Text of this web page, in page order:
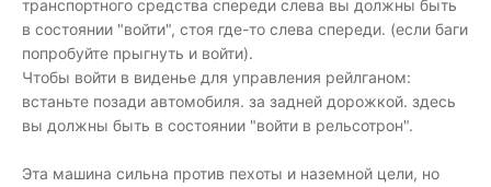
транспортного средства спереди слева вы должны быть
в состоянии "войти", стоя где-то слева спереди. (если баги
попробуйте прыгнуть и войти).
Чтобы войти в виденье для управления рейлганом:
встаньте позади автомобиля. за задней дорожкой. здесь
вы должны быть в состоянии "войти в рельсотрон".
Эта машина сильна против пехоты и наземной цели, но